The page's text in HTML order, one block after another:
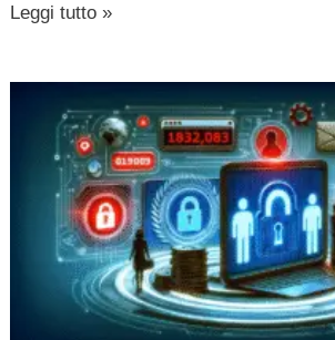
Leggi tutto »
Milioni
Password
rubate:
Maxifurto